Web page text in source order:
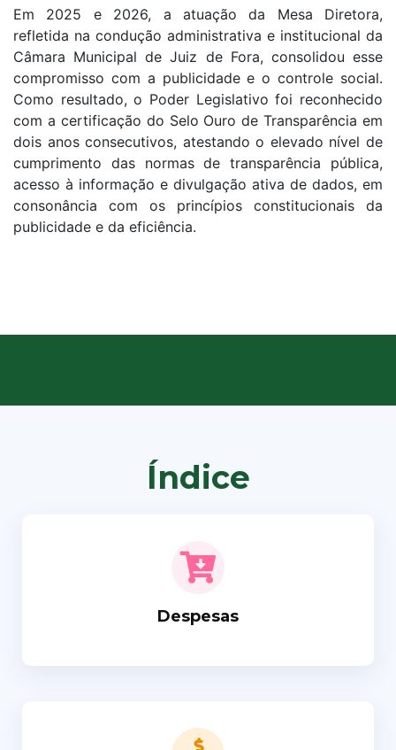
Em 2025 e 2026, a atuação da Mesa Diretora,
refletida na condução administrativa e institucional da
Câmara Municipal de Juiz de Fora, consolidou esse
compromisso com a publicidade e o controle social.
Como resultado, o Poder Legislativo foi reconhecido
com a certificação do Selo Ouro de Transparência em
dois anos consecutivos, atestando o elevado nível de
cumprimento das normas de transparência pública,
acesso à informação e divulgação ativa de dados, em
consonância com os princípios constitucionais da
publicidade e da eficiência.
Índice
Despesas